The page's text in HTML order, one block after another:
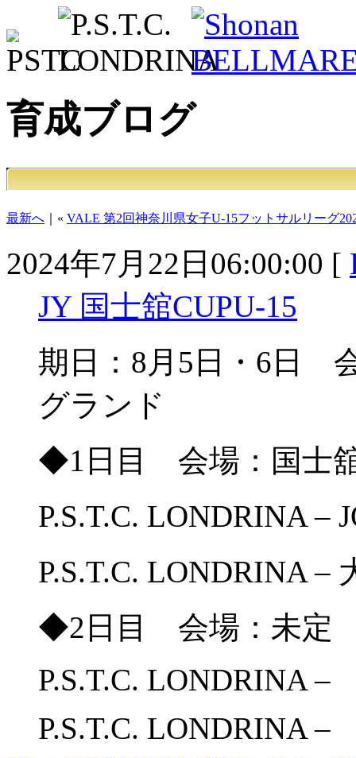
育成ブログ
最新へ ｜« VALE 第2回神奈川県女子U-15フットサルリーグ
2024年7月22日06:00:00 [
JY 国士舘CUPU-15
期日：8月5日・6日
グランド
◆1日目 会場：国士
P.S.T.C. LONDRINA –
P.S.T.C. LONDRINA –
◆2日目 会場：未定
P.S.T.C. LONDRINA –
P.S.T.C. LONDRINA –